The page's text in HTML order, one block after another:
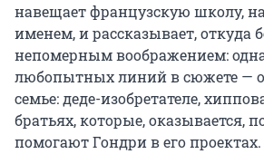
навещает французскую школу,
именем, и рассказывает, откуда
непомерным воображением:
любопытных линий в сюжете —
семье: деде-изобретателе,
братьях, которые, оказывается,
помогают Гондри в его проектах.